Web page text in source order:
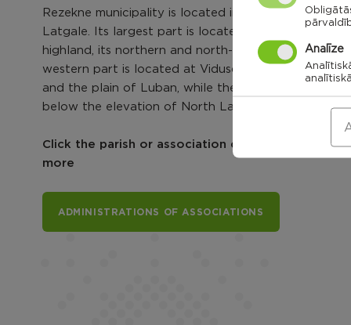
Rezekne municipality is located in the middle of
Latgale. Its largest part is located at Latgale
highland, its northern and north-west slopes. The
western part is located at Vidusdaugava lowland
and the plain of Luban, while the north is slightly
below the elevation of North Latgale.
Click the parish or association card to explore
more
ADMINISTRATIONS OF ASSOCIATIONS
Analīze